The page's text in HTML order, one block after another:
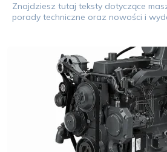
Znajdziesz tutaj teksty dotyczące
porady techniczne oraz nowości i